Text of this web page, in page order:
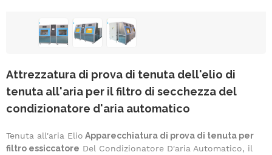
Attrezzatura di prova di tenuta dell'elio di
tenuta all'aria per il filtro di secchezza del
condizionatore d'aria automatico
Tenuta all'aria Elio Apparecchiatura di prova di tenuta per
filtro essiccatore Del Condizionatore D'aria Automatico, il